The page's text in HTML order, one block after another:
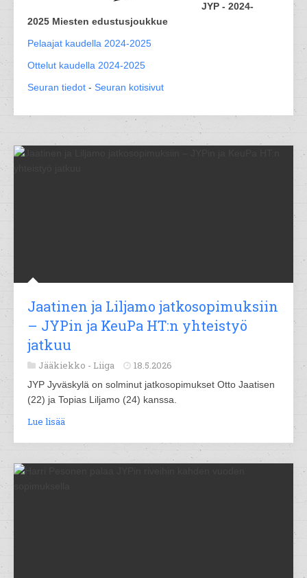
JYP - 2024-
2025 Miesten edustusjoukkue
Pelaajat kaudella 2024-2025
Ottelut kaudella 2024-2025
Seuran tiedot - Seuran kotisivut
Jaatinen ja Liljamo jatkosopimuksiin
– JYPin ja KeuPa HT:n yhteistyö
jatkuu
Jääkiekko - Liiga 18.5.2026
JYP Jyväskylä on solminut jatkosopimukset Otto Jaatisen
(22) ja Topias Liljamo (24) kanssa.
Lue lisää